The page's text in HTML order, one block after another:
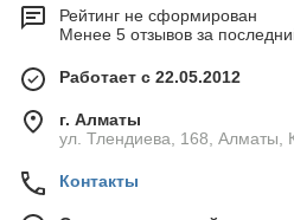
Рейтинг не сформирован
Менее 5 отзывов за
Работает с 22.05.2012
г. Алматы
ул. Тлендиева, 168, Алматы,
Контакты